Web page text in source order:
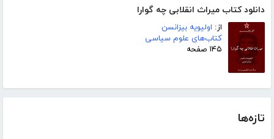
دانلود کتاب میراث انقلابی چه گوارا
از: اولیویه بیزانسن
کتاب‌های علوم سیاسی
۱۴۵ صفحه
تازه‌ها